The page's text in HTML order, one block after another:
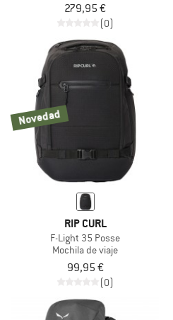
279,95 €
(0)
Novedad
RIP CURL
F-Light 35 Posse
Mochila de viaje
99,95 €
(0)